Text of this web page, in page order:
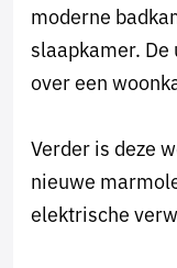
moderne
slaapkamer.
over een
Verder is deze
nieuwe
elektrische